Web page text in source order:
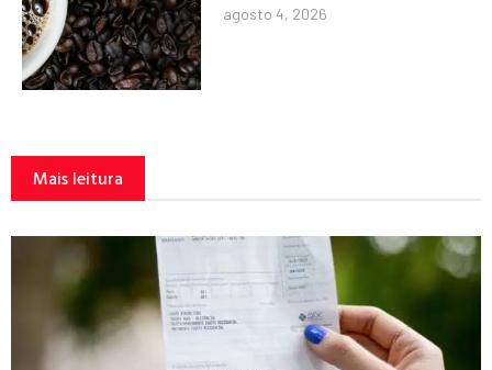
agosto 4, 2026
Mais leitura